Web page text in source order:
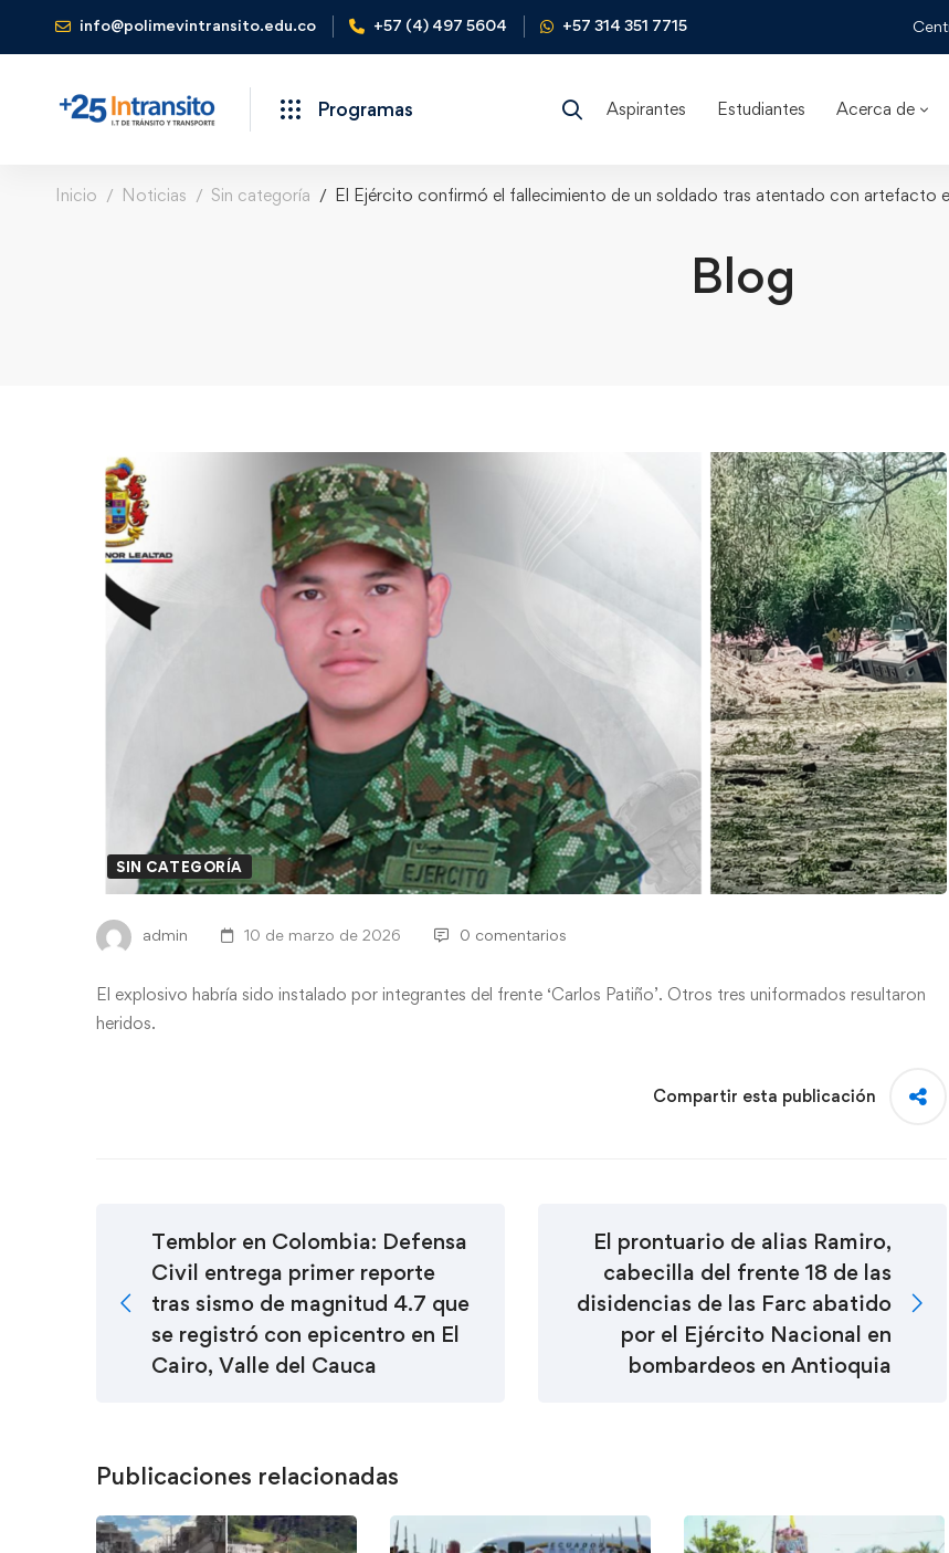
info@polimevintransito.edu.co +57 (4) 497 5604 +57 314 351 7715
Programas Aspirantes Estudiantes Acerca de
Inicio Noticias Sin categoría El Ejército confirmó el fallecimiento de un soldado tras atentado con artefacto
Blog
SIN CATEGORÍA
admin 10 de marzo de 2026 0 comentarios
El explosivo habría sido instalado por integrantes del frente ‘Carlos Patiño’. Otros tres uniformados resultaron
heridos.
Compartir esta publicación
Temblor en Colombia: Defensa
Civil entrega primer reporte
tras sismo de magnitud 4.7 que
se registró con epicentro en El
Cairo, Valle del Cauca
El prontuario de alias Ramiro,
cabecilla del frente 18 de las
disidencias de las Farc abatido
por el Ejército Nacional en
bombardeos en Antioquia
Publicaciones relacionadas